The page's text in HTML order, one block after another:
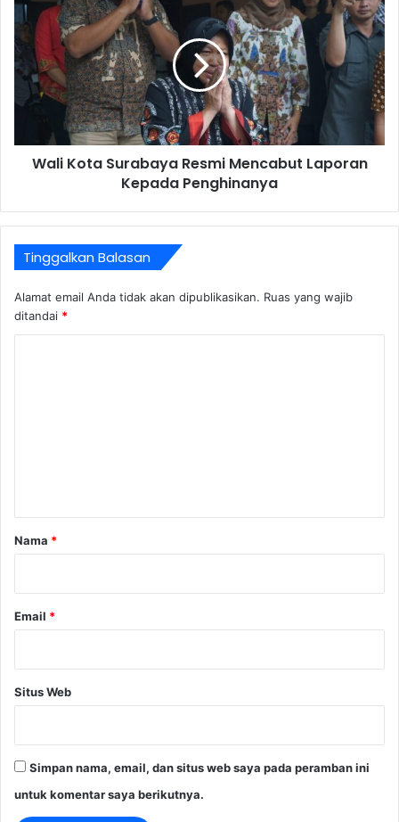
Wali Kota Surabaya Resmi Mencabut Laporan
Kepada Penghinanya
Tinggalkan Balasan
Alamat email Anda tidak akan dipublikasikan. Ruas yang wajib
ditandai *
r
Nama *
Email *
Situs Web
Simpan nama, email, dan situs web saya pada peramban ini
untuk komentar saya berikutnya.